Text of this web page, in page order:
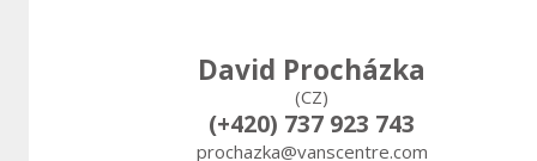
David Procházka
(CZ)
(+420) 737 923 743
prochazka@vanscentre.com